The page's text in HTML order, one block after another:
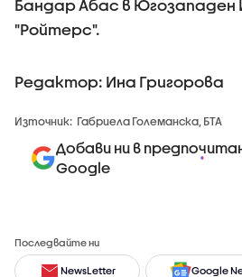
Бандар Абас в
"Ройтерс".
Редактор: Ина Григорова
Източник: Габриела Големанска, БТА
Добави ни в
Google
Последвайте ни
NewsLetter Google